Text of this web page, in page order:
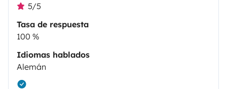
5/5
Tasa de respuesta
100 %
Idiomas hablados
Alemán